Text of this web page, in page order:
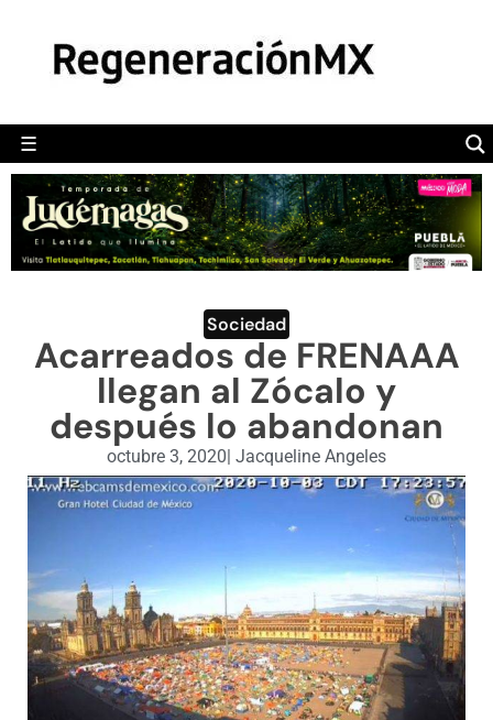
☰
POLÍTICA
CAMALEÓN
OPINIÓN
DEPORTES
ENGLISH SECTION
VIDEOS
Sociedad
Acarreados de FRENAAA
llegan al Zócalo y
después lo abandonan
octubre 3, 2020| Jacqueline Angeles